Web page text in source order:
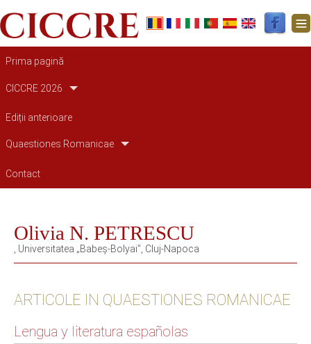
Main navigation
Prima pagină
CICCRE 2026
Ediții anterioare
Quaestiones Romanicae
Contact
Olivia N. PETRESCU
, Universitatea „Babeș-Bolyai”, Cluj-Napoca
ARTICOLE IN QUAESTIONES ROMANICAE
Lengua y literatura españolas